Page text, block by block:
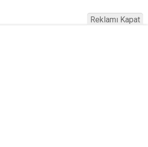
Reklamı Kapat